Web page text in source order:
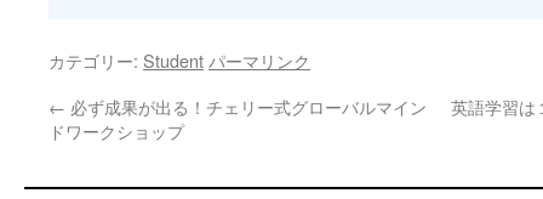
カテゴリー: Student パーマリンク
← 必ず成果が出る！チェリー式グローバルマイン
ドワークショップ
英語学習は